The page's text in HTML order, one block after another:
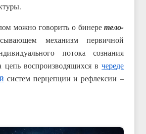
можно говорить о бинеретело-
механизм первичной
потока сознания
цепь воспроизводящихся вчереде
систем перцепции и рефлексии –